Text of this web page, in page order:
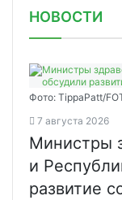
НОВОСТИ
Фото: TippaPatt/
7 августа 2026
Министры
и
развитие